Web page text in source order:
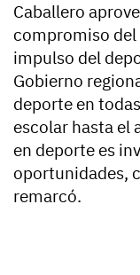
Caballero
compromiso
impulso del
Gobierno
deporte en
escolar hasta
en deporte es
oportunidades,
remarcó.